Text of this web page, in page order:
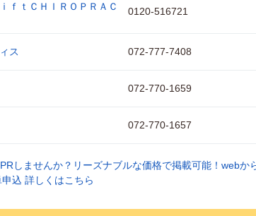
ｆｔＣＨＩＲＯＰＲＡＣ
0120-516721
ス 072-777-7408
072-770-1659
072-770-1657